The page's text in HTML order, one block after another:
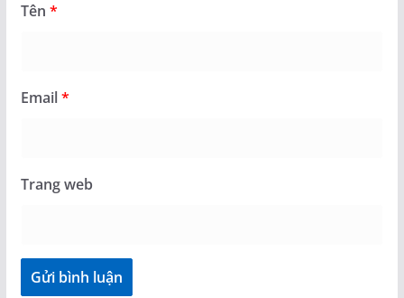
Tên *
Email*
Trang web